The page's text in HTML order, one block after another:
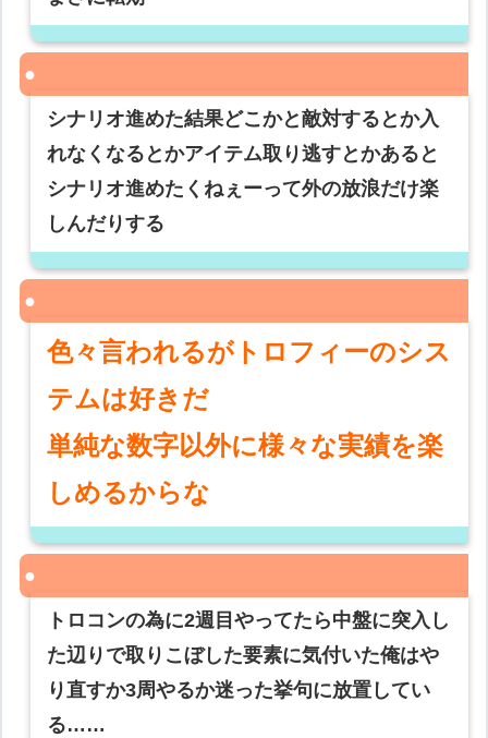
シナリオ進めた結果どこかと敵対するとか入
れなくなるとかアイテム取り逃すとかあると
シナリオ進めたくねぇーって外の放浪だけ楽
しんだりする
色々言われるがトロフィーのシス
テムは好きだ
単純な数字以外に様々な実績を楽
しめるからな
トロコンの為に2週目やってたら中盤に突入し
た辺りで取りこぼした要素に気付いた俺はや
り直すか3周やるか迷った挙句に放置してい
る……